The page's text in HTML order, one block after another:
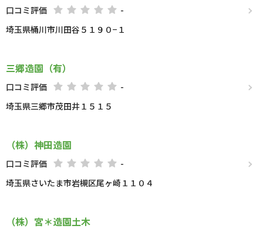
口コミ評価
-
埼玉県桶川市川田谷５１９０−１
三郷造園（有）
口コミ評価
-
埼玉県三郷市茂田井１５１５
（株）神田造園
口コミ評価
-
埼玉県さいたま市岩槻区尾ヶ崎１１０４
（株）宮＊造園土木